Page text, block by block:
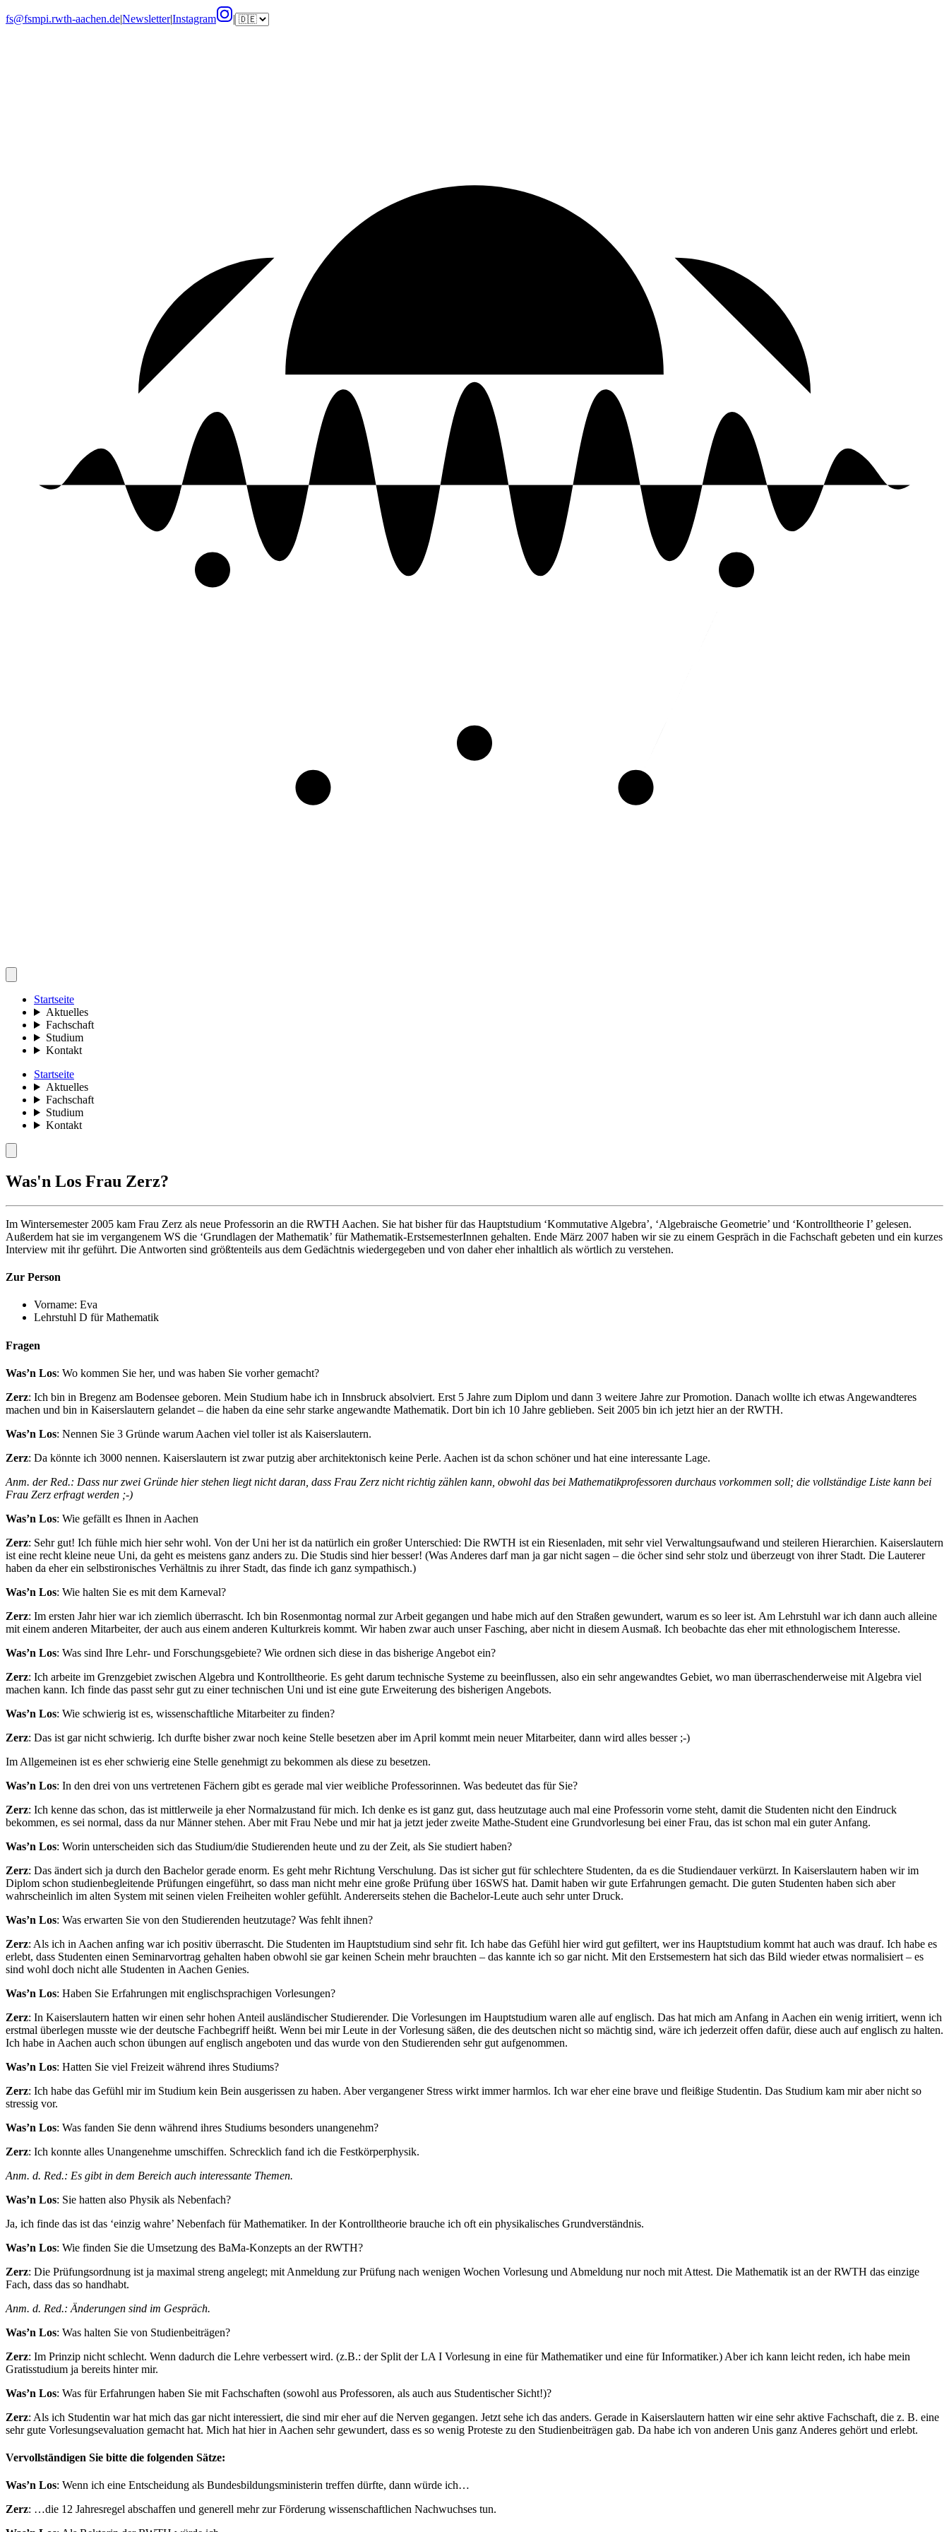
fs@fsmpi.rwth-aachen.de|Newsletter|Instagram |
Startseite
Aktuelles
Fachschaft
Studium
Kontakt
Startseite
Aktuelles
Fachschaft
Studium
Kontakt
Was'n Los Frau Zerz?
Im Wintersemester 2005 kam Frau Zerz als neue Professorin an die RWTH Aachen. Sie hat bisher für das Hauptstudium ‘Kommutative Algebra’, ‘Algebraische Geometrie’ und ‘Kontrolltheorie I’ gelesen.
Außerdem hat sie im vergangenem WS die ‘Grundlagen der Mathematik’ für Mathematik-ErstsemesterInnen gehalten. Ende März 2007 haben wir sie zu einem Gespräch in die Fachschaft gebeten und ein kurzes
Interview mit ihr geführt. Die Antworten sind größtenteils aus dem Gedächtnis wiedergegeben und von daher eher inhaltlich als wörtlich zu verstehen.
Zur Person
Vorname: Eva
Lehrstuhl D für Mathematik
Fragen
Was’n Los: Wo kommen Sie her, und was haben Sie vorher gemacht?
Zerz: Ich bin in Bregenz am Bodensee geboren. Mein Studium habe ich in Innsbruck absolviert. Erst 5 Jahre zum Diplom und dann 3 weitere Jahre zur Promotion. Danach wollte ich etwas Angewandteres
machen und bin in Kaiserslautern gelandet – die haben da eine sehr starke angewandte Mathematik. Dort bin ich 10 Jahre geblieben. Seit 2005 bin ich jetzt hier an der RWTH.
Was’n Los: Nennen Sie 3 Gründe warum Aachen viel toller ist als Kaiserslautern.
Zerz: Da könnte ich 3000 nennen. Kaiserslautern ist zwar putzig aber architektonisch keine Perle. Aachen ist da schon schöner und hat eine interessante Lage.
Anm. der Red.: Dass nur zwei Gründe hier stehen liegt nicht daran, dass Frau Zerz nicht richtig zählen kann, obwohl das bei Mathematikprofessoren durchaus vorkommen soll; die vollständige Liste kann bei
Frau Zerz erfragt werden ;-)
Was’n Los: Wie gefällt es Ihnen in Aachen
Zerz: Sehr gut! Ich fühle mich hier sehr wohl. Von der Uni her ist da natürlich ein großer Unterschied: Die RWTH ist ein Riesenladen, mit sehr viel Verwaltungsaufwand und steileren Hierarchien. Kaiserslautern
ist eine recht kleine neue Uni, da geht es meistens ganz anders zu. Die Studis sind hier besser! (Was Anderes darf man ja gar nicht sagen – die öcher sind sehr stolz und überzeugt von ihrer Stadt. Die Lauterer
haben da eher ein selbstironisches Verhältnis zu ihrer Stadt, das finde ich ganz sympathisch.)
Was’n Los: Wie halten Sie es mit dem Karneval?
Zerz: Im ersten Jahr hier war ich ziemlich überrascht. Ich bin Rosenmontag normal zur Arbeit gegangen und habe mich auf den Straßen gewundert, warum es so leer ist. Am Lehrstuhl war ich dann auch alleine
mit einem anderen Mitarbeiter, der auch aus einem anderen Kulturkreis kommt. Wir haben zwar auch unser Fasching, aber nicht in diesem Ausmaß. Ich beobachte das eher mit ethnologischem Interesse.
Was’n Los: Was sind Ihre Lehr- und Forschungsgebiete? Wie ordnen sich diese in das bisherige Angebot ein?
Zerz: Ich arbeite im Grenzgebiet zwischen Algebra und Kontrolltheorie. Es geht darum technische Systeme zu beeinflussen, also ein sehr angewandtes Gebiet, wo man überraschenderweise mit Algebra viel
machen kann. Ich finde das passt sehr gut zu einer technischen Uni und ist eine gute Erweiterung des bisherigen Angebots.
Was’n Los: Wie schwierig ist es, wissenschaftliche Mitarbeiter zu finden?
Zerz: Das ist gar nicht schwierig. Ich durfte bisher zwar noch keine Stelle besetzen aber im April kommt mein neuer Mitarbeiter, dann wird alles besser ;-)
Im Allgemeinen ist es eher schwierig eine Stelle genehmigt zu bekommen als diese zu besetzen.
Was’n Los: In den drei von uns vertretenen Fächern gibt es gerade mal vier weibliche Professorinnen. Was bedeutet das für Sie?
Zerz: Ich kenne das schon, das ist mittlerweile ja eher Normalzustand für mich. Ich denke es ist ganz gut, dass heutzutage auch mal eine Professorin vorne steht, damit die Studenten nicht den Eindruck
bekommen, es sei normal, dass da nur Männer stehen. Aber mit Frau Nebe und mir hat ja jetzt jeder zweite Mathe-Student eine Grundvorlesung bei einer Frau, das ist schon mal ein guter Anfang.
Was’n Los: Worin unterscheiden sich das Studium/die Studierenden heute und zu der Zeit, als Sie studiert haben?
Zerz: Das ändert sich ja durch den Bachelor gerade enorm. Es geht mehr Richtung Verschulung. Das ist sicher gut für schlechtere Studenten, da es die Studiendauer verkürzt. In Kaiserslautern haben wir im
Diplom schon studienbegleitende Prüfungen eingeführt, so dass man nicht mehr eine große Prüfung über 16SWS hat. Damit haben wir gute Erfahrungen gemacht. Die guten Studenten haben sich aber
wahrscheinlich im alten System mit seinen vielen Freiheiten wohler gefühlt. Andererseits stehen die Bachelor-Leute auch sehr unter Druck.
Was’n Los: Was erwarten Sie von den Studierenden heutzutage? Was fehlt ihnen?
Zerz: Als ich in Aachen anfing war ich positiv überrascht. Die Studenten im Hauptstudium sind sehr fit. Ich habe das Gefühl hier wird gut gefiltert, wer ins Hauptstudium kommt hat auch was drauf. Ich habe es
erlebt, dass Studenten einen Seminarvortrag gehalten haben obwohl sie gar keinen Schein mehr brauchten – das kannte ich so gar nicht. Mit den Erstsemestern hat sich das Bild wieder etwas normalisiert – es
sind wohl doch nicht alle Studenten in Aachen Genies.
Was’n Los: Haben Sie Erfahrungen mit englischsprachigen Vorlesungen?
Zerz: In Kaiserslautern hatten wir einen sehr hohen Anteil ausländischer Studierender. Die Vorlesungen im Hauptstudium waren alle auf englisch. Das hat mich am Anfang in Aachen ein wenig irritiert, wenn ich
erstmal überlegen musste wie der deutsche Fachbegriff heißt. Wenn bei mir Leute in der Vorlesung säßen, die des deutschen nicht so mächtig sind, wäre ich jederzeit offen dafür, diese auch auf englisch zu halten.
Ich habe in Aachen auch schon übungen auf englisch angeboten und das wurde von den Studierenden sehr gut aufgenommen.
Was’n Los: Hatten Sie viel Freizeit während ihres Studiums?
Zerz: Ich habe das Gefühl mir im Studium kein Bein ausgerissen zu haben. Aber vergangener Stress wirkt immer harmlos. Ich war eher eine brave und fleißige Studentin. Das Studium kam mir aber nicht so
stressig vor.
Was’n Los: Was fanden Sie denn während ihres Studiums besonders unangenehm?
Zerz: Ich konnte alles Unangenehme umschiffen. Schrecklich fand ich die Festkörperphysik.
Anm. d. Red.: Es gibt in dem Bereich auch interessante Themen.
Was’n Los: Sie hatten also Physik als Nebenfach?
Ja, ich finde das ist das ‘einzig wahre’ Nebenfach für Mathematiker. In der Kontrolltheorie brauche ich oft ein physikalisches Grundverständnis.
Was’n Los: Wie finden Sie die Umsetzung des BaMa-Konzepts an der RWTH?
Zerz: Die Prüfungsordnung ist ja maximal streng angelegt; mit Anmeldung zur Prüfung nach wenigen Wochen Vorlesung und Abmeldung nur noch mit Attest. Die Mathematik ist an der RWTH das einzige
Fach, dass das so handhabt.
Anm. d. Red.: Änderungen sind im Gespräch.
Was’n Los: Was halten Sie von Studienbeiträgen?
Zerz: Im Prinzip nicht schlecht. Wenn dadurch die Lehre verbessert wird. (z.B.: der Split der LA I Vorlesung in eine für Mathematiker und eine für Informatiker.) Aber ich kann leicht reden, ich habe mein
Gratisstudium ja bereits hinter mir.
Was’n Los: Was für Erfahrungen haben Sie mit Fachschaften (sowohl aus Professoren, als auch aus Studentischer Sicht!)?
Zerz: Als ich Studentin war hat mich das gar nicht interessiert, die sind mir eher auf die Nerven gegangen. Jetzt sehe ich das anders. Gerade in Kaiserslautern hatten wir eine sehr aktive Fachschaft, die z. B. eine
sehr gute Vorlesungsevaluation gemacht hat. Mich hat hier in Aachen sehr gewundert, dass es so wenig Proteste zu den Studienbeiträgen gab. Da habe ich von anderen Unis ganz Anderes gehört und erlebt.
Vervollständigen Sie bitte die folgenden Sätze:
Was’n Los: Wenn ich eine Entscheidung als Bundesbildungsministerin treffen dürfte, dann würde ich…
Zerz: …die 12 Jahresregel abschaffen und generell mehr zur Förderung wissenschaftlichen Nachwuchses tun.